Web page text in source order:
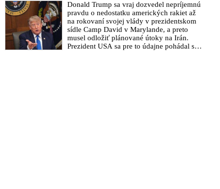
Donald Trump sa vraj dozvedel nepríjemnú
pravdu o nedostatku amerických rakiet až
na rokovaní svojej vlády v prezidentskom
sídle Camp David v Marylande, a preto
musel odložiť plánované útoky na Irán.
Prezident USA sa pre to údajne pohádal so